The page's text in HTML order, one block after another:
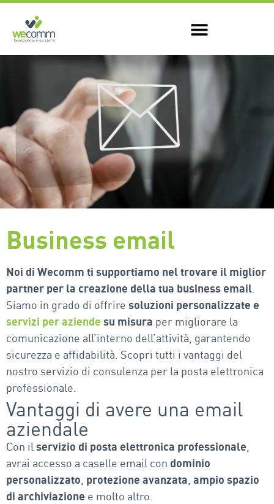
Business email
Noi di Wecomm ti supportiamo nel trovare il miglior
partner per la creazione della tua business email
Siamo in grado di offrire soluzioni personalizzate e
servizi per aziende su misura per migliorare la
comunicazione all’interno dell’attività, garantendo
sicurezza e affidabilità. Scopri tutti i vantaggi del
nostro servizio di consulenza per la posta elettronica
professionale.
Vantaggi di avere una email
aziendale
Con il servizio di posta elettronica professionale
avrai accesso a caselle email con dominio
personalizzato protezione avanzata ampio spazio
di archiviazione e molto altro.